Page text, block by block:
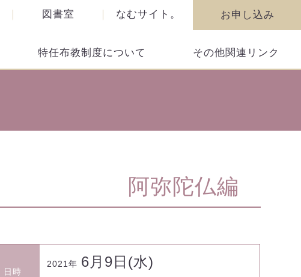
特任布教制度について その他関連リンク
図書室 なむサイト。 お申し込み
阿弥陀仏編
日時
2021年 6月9日(水)